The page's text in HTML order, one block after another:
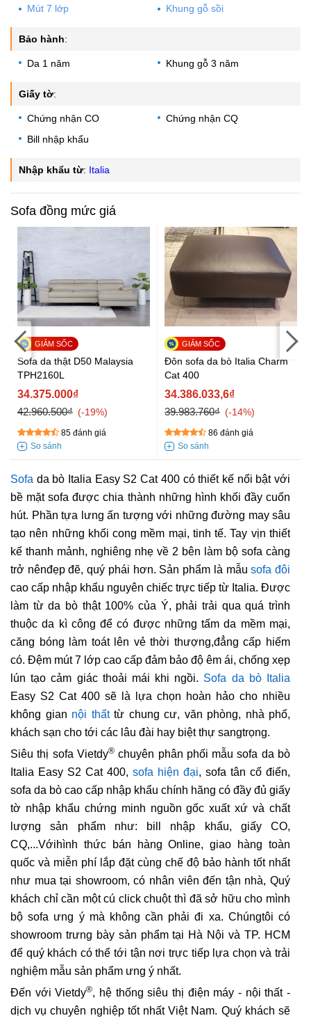
Mút 7 lớp Khung gỗ sồi
Bảo hành:
Da 1 năm Khung gỗ 3 năm
Giấy tờ:
Chứng nhận CO
Chứng nhận CQ
Bill nhập khẩu
Nhập khẩu từ: Italia
Sofa đồng mức giá
Sofa da thật D50 Malaysia
TPH2160L
34.375.000₫
42.960.500₫
-19%
85 đánh giá
Đôn sofa da bò Italia Charm
Cat 400
34.386.033,6₫
39.983.760₫
-14%
86 đánh giá
Sofa da bò Italia Easy S2 Cat 400 có thiết kế nổi bật với
bề mặt sofa được chia thành những hình khối đầy cuốn
hút. Phần tựa lưng ấn tượng với những đường may sâu
tạo nên những khối cong mềm mại, tinh tế. Tay vịn thiết
kế thanh mảnh, nghiêng nhẹ về 2 bên làm bộ sofa càng
trở nênđẹp đẽ, quý phái hơn. Sản phẩm là mẫusofa đôi
cao cấp nhập khẩu nguyên chiếc trực tiếp từ Italia. Được
làm từ da bò thật 100% của Ý, phải trải qua quá trình
thuộc da kì công để có được những tấm da mềm mại,
căng bóng làm toát lên vẻ thời thượng,đẳng cấp hiếm
có. Đệm mút 7 lớp cao cấp đảm bảo độ êm ái, chống xẹp
lún tạo cảm giác thoải mái khi ngồi. Sofa da bò Italia
Easy S2 Cat 400 sẽ là lựa chọn hoàn hảo cho nhiều
không gian nội thấttừ chung cư, văn phòng, nhà phố,
khách sạn cho tới các lâu đài hay biệt thự sangtrọng.
Siêu thị sofa Vietdy®chuyên phân phối mẫu sofa da bò
Italia Easy S2 Cat 400, sofa hiện đại, sofa tân cổ điển,
sofa da bò cao cấp nhập khẩu chính hãng có đầy đủ giấy
tờ nhập khẩu chứng minh nguồn gốc xuất xứ và chất
lượng sản phẩm như: bill nhập khẩu, giấy CO,
CQ,...Vớihình thức bán hàng Online, giao hàng toàn
quốc và miễn phí lắp đặt cùng chế độ bảo hành tốt nhất
như mua tại showroom, có nhân viên đến tận nhà, Quý
khách chỉ cần một cú click chuột thì đã sở hữu cho mình
bộ sofa ưng ý mà không cần phải đi xa. Chúngtôi có
showroom trưng bày sản phẩm tại Hà Nội và TP. HCM
để quý khách có thể tới tận nơi trực tiếp lựa chọn và trải
nghiệm mẫu sản phẩm ưng ý nhất.
Đến với Vietdy®, hệ thống siêu thị điện máy - nội thất -
dịch vụ chuyên nghiệp tốt nhất Việt Nam. Quý khách sẽ